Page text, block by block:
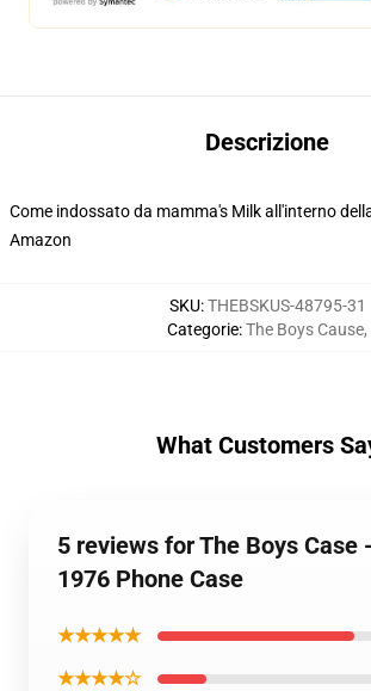
Descrizione
Come indossato da mamma's Milk all'interno
Amazon
SKU:THEBSKUS-48795-31
Categorie:The Boys Cause,
What Customers
5 reviews for The Boys Case
1976 Phone Case
★★★★★
★★★★☆